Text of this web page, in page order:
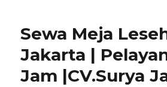
Sewa Meja
Jakarta |
Jam |CV.Surya